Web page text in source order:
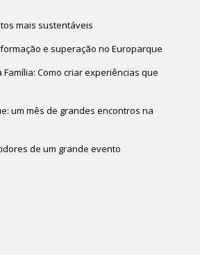
mais sustentáveis
e superação no Europarque
Como criar experiências que
um mês de grandes encontros na
de um grande evento